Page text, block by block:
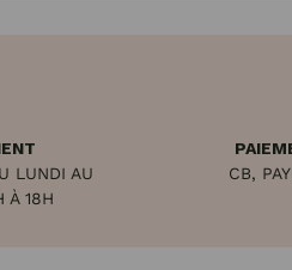
LUNDI AU
À 18H
CB,